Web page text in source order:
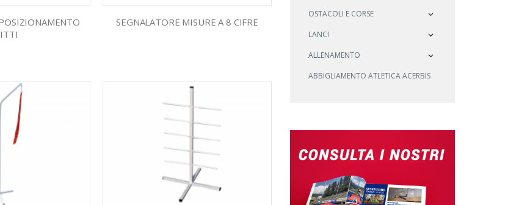
SEGNALATORE MISURE A 8 CIFRE
OSTACOLI E CORSE
LANCI
ALLENAMENTO
ABBIGLIAMENTO ATLETICA ACERBIS